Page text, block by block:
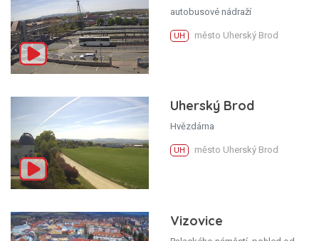
autobusové nádraží
UH město Uherský Brod
Uherský Brod
Hvězdárna
UH město Uherský Brod
Vizovice